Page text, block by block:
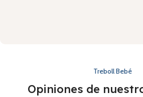
Treboll Bebé
Opiniones de